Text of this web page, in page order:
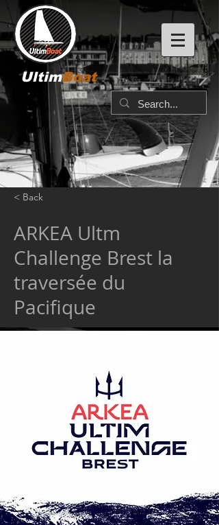
UltimBoat
< Back
ARKEA Ultm
Challenge Brest la
traversée du
Pacifique